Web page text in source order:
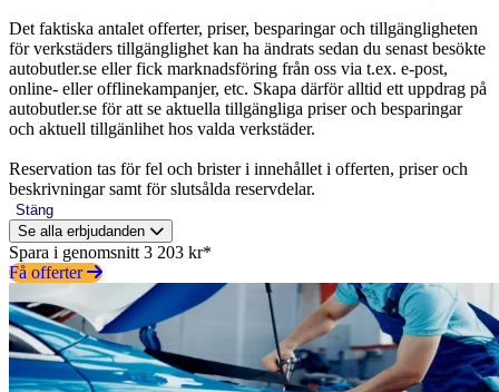
Det faktiska antalet offerter, priser, besparingar och tillgängligheten
för verkstäders tillgänglighet kan ha ändrats sedan du senast besökte
autobutler.se eller fick marknadsföring från oss via t.ex. e-post,
online- eller offlinekampanjer, etc. Skapa därför alltid ett uppdrag på
autobutler.se för att se aktuella tillgängliga priser och besparingar
och aktuell tillgänlihet hos valda verkstäder.
Reservation tas för fel och brister i innehållet i offerten, priser och
beskrivningar samt för slutsålda reservdelar.
Stäng
Se alla erbjudanden
Spara i genomsnitt 3 203 kr*
Få offerter